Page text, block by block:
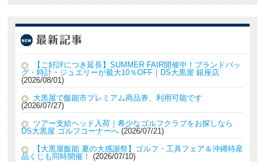
【ご好評につき延長】SUMMER FAIR開催中！ブランドバッ
グ・時計・ジュエリーが最大10％OFF｜DS大黒屋 銀座店
2026/08/01
大黒屋で飯能市プレミアム商品券、利用可能です
2026/07/27
ツアー支給ヘッド入荷｜希少なゴルフクラブをお探しなら
DS大黒屋 ゴルフコーナーへ 2026/07/21
【大黒屋飯能 夏の大感謝祭】ゴルフ・工具フェア＆沖縄特産
品くじも同時開催！
2026/07/10